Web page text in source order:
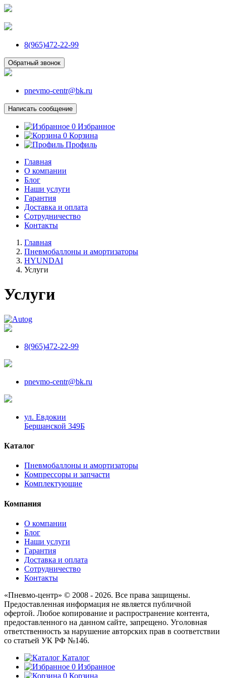
8(965)472-22-99
Обратный звонок
pnevmo-centr@bk.ru
Написать сообщение
0 Избранное
0 Корзина
Профиль
Главная
О компании
Блог
Наши услуги
Гарантия
Доставка и оплата
Сотрудничество
Контакты
Главная
Пневмобаллоны и амортизаторы
HYUNDAI
Услуги
Услуги
8(965)472-22-99
pnevmo-centr@bk.ru
ул. Евдокии
Бершанской 349Б
Каталог
Пневмобаллоны и амортизаторы
Компрессоры и запчасти
Комплектующие
Компания
О компании
Блог
Наши услуги
Гарантия
Доставка и оплата
Сотрудничество
Контакты
«Пневмо-центр» © 2008 - 2026. Все права защищены.
Предоставленная информация не является публичной
офертой. Любое копирование и распространение контента,
предоставленного на данном сайте, запрещено. Уголовная
ответственность за нарушение авторских прав в соответствии
со статьей УК РФ №146.
Каталог
0 Избранное
0 Корзина